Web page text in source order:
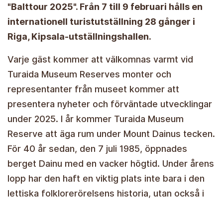
"Balttour 2025". Från 7 till 9 februari hålls en
internationell turistutställning 28 gånger i
Riga, Kipsala-utställningshallen.
Varje gäst kommer att välkomnas varmt vid
Turaida Museum Reserves monter och
representanter från museet kommer att
presentera nyheter och förväntade utvecklingar
under 2025. I år kommer Turaida Museum
Reserve att äga rum under Mount Dainus tecken.
För 40 år sedan, den 7 juli 1985, öppnades
berget Dainu med en vacker högtid. Under årens
lopp har den haft en viktig plats inte bara i den
lettiska folklorerörelsens historia, utan också i